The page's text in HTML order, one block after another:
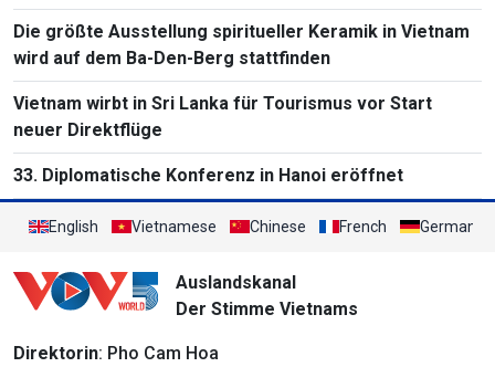
Massenvernichtungswaffen
Die größte Ausstellung spiritueller Keramik in Vietnam
wird auf dem Ba-Den-Berg stattfinden
Vietnam wirbt in Sri Lanka für Tourismus vor Start
neuer Direktflüge
33. Diplomatische Konferenz in Hanoi eröffnet
English Vietnamese Chinese French German
Auslandskanal
Der Stimme Vietnams
Direktorin: Pho Cam Hoa